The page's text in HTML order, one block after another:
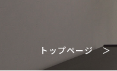
トップページ